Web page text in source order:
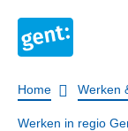
Home Werken
Werken in regio